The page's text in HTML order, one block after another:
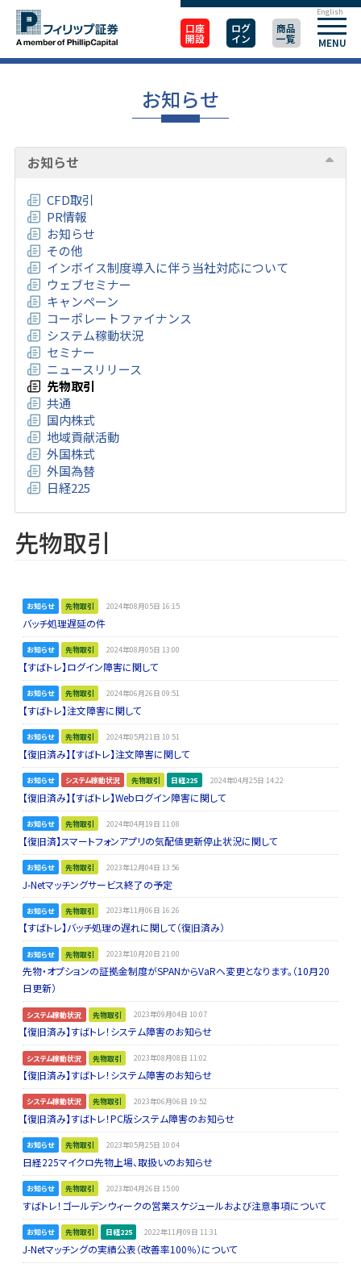
口座
開設
ログ
イン
商品
一覧 MENU
English
お知らせ
お知らせ
CFD取引
PR情報
お知らせ
その他
インボイス制度導入に伴う当社対応について
ウェブセミナー
キャンペーン
コーポレートファイナンス
システム稼動状況
セミナー
ニュースリリース
先物取引
共通
国内株式
地域貢献活動
外国株式
外国為替
日経225
先物取引
お知らせ 先物取引 2024年08月05日 16:15
バッチ処理遅延の件
お知らせ 先物取引 2024年08月05日 13:00
【すばトレ】ログイン障害に関して
お知らせ 先物取引 2024年06月26日 09:51
【すばトレ】注文障害に関して
お知らせ 先物取引 2024年05月21日 10:51
【復旧済み】【すばトレ】注文障害に関して
お知らせ システム稼動状況 先物取引 日経225 2024年04月25日 14:22
【復旧済み】【すばトレ】Webログイン障害に関して
お知らせ 先物取引 2024年04月19日 11:08
【復旧済】スマートフォンアプリの気配値更新停止状況に関して
お知らせ 先物取引 2023年12月04日 13:56
J-Netマッチングサービス終了の予定
お知らせ 先物取引 2023年11月06日 16:26
【すばトレ】バッチ処理の遅れに関して（復旧済み）
お知らせ 先物取引 2023年10月20日 21:00
先物・オプションの証拠金制度がSPANからVaRへ変更となります。（10月20
日更新）
システム稼動状況 先物取引 2023年09月04日 10:07
【復旧済み】すばトレ！システム障害のお知らせ
システム稼動状況 先物取引 2023年08月08日 11:02
【復旧済み】すばトレ！システム障害のお知らせ
システム稼動状況 先物取引 2023年06月06日 19:52
【復旧済み】すばトレ！PC版システム障害のお知らせ
お知らせ 先物取引 2023年05月25日 10:04
日経225マイクロ先物上場、取扱いのお知らせ
お知らせ 先物取引 2023年04月26日 15:00
すばトレ！ゴールデンウィークの営業スケジュールおよび注意事項について
お知らせ 先物取引 日経225 2022年11月09日 11:31
J-Netマッチングの実績公表（改善率100％）について